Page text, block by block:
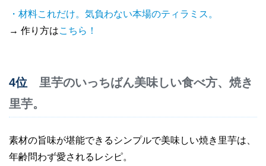
・材料これだけ。気負わない本場のティラミス。
→ 作り方はこちら！
4位 里芋のいっちばん美味しい食べ方、焼き
里芋。
素材の旨味が堪能できるシンプルで美味しい焼き里芋は、
年齢問わず愛されるレシピ。